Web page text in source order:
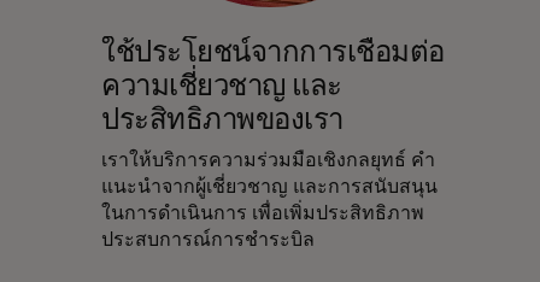
ใช้ประโยชน์จากการเชื่อมต่อ
ความเชี่ยวชาญ และ
ประสิทธิภาพของเรา
เราให้บริการความร่วมมือเชิงกลยุทธ์ คำ
แนะนำจากผู้เชี่ยวชาญ และการสนับสนุน
ในการดำเนินการ เพื่อเพิ่มประสิทธิภาพ
ประสบการณ์การชำระบิล